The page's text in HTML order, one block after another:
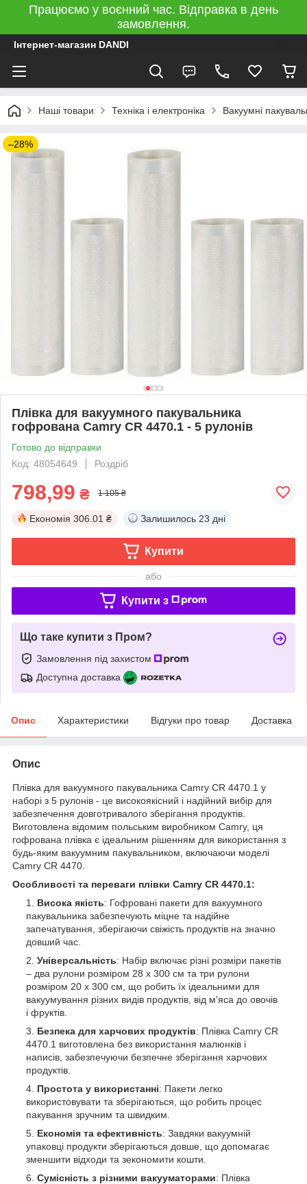
Працюємо у воєнний час. Відправка в день
замовлення.
Інтернет-магазин DANDI
Наші товари Техніка і електроніка Вакуумні
–28%
Плівка для вакуумного пакувальника
гофрована Camry CR 4470.1 - 5 рулонів
Готово до відправки
Код: 48054649
Роздріб
798,99 ₴ 1 105 ₴
Економія 306.01 ₴ Залишилось 23 дні
Купити
або
Купити з
Що таке купити з Пром?
Замовлення під захистом
Доступна доставка
Опис Характеристики Відгуки про товар Доставка
Опис
Плівка для вакуумного пакувальника Camry CR 4470.1 у
наборі з 5 рулонів - це високоякісний і надійний вибір для
забезпечення довготривалого зберігання продуктів.
Виготовлена відомим польським виробником Camry, ця
гофрована плівка є ідеальним рішенням для використання з
будь-яким вакуумним пакувальником, включаючи моделі
Camry CR 4470.
Особливості та переваги плівки Camry CR 4470.1:
Висока якість: Гофровані пакети для вакуумного
пакувальника забезпечують міцне та надійне
запечатування, зберігаючи свіжість продуктів на значно
довший час.
Універсальність: Набір включає різні розміри пакетів
– два рулони розміром 28 х 300 см та три рулони
розміром 20 х 300 см, що робить їх ідеальними для
вакуумування різних видів продуктів, від м'яса до овочів
і фруктів.
Безпека для харчових продуктів: Плівка Camry CR
4470.1 виготовлена без використання малюнків і
написів, забезпечуючи безпечне зберігання харчових
продуктів.
Простота у використанні: Пакети легко
використовувати та зберігаються, що робить процес
пакування зручним та швидким.
Економія та ефективність: Завдяки вакуумній
упаковці продукти зберігаються довше, що допомагає
зменшити відходи та зекономити кошти.
Сумісність з різними вакууматорами: Плівка